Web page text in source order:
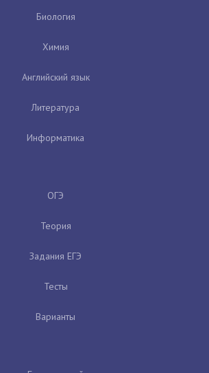
Биология
Химия
Английский язык
Литература
Информатика
ОГЭ
Теория
Задания ЕГЭ
Тесты
Варианты